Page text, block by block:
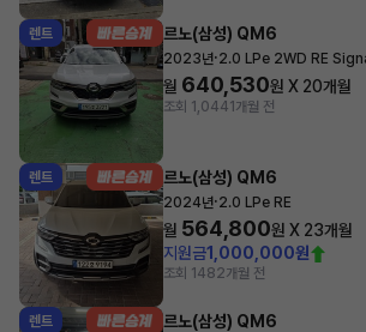
렌트 르노(삼성) QM6
2023년·2.0 LPe 2WD RE
월 640,530원 X 20개월
조회 1,0441개월 전
렌트 르노(삼성) QM6
2024년·2.0 LPe RE
월 564,800원 X 23개월
지원금1,000,000원
조회 1482개월 전
렌트 르노(삼성) QM6